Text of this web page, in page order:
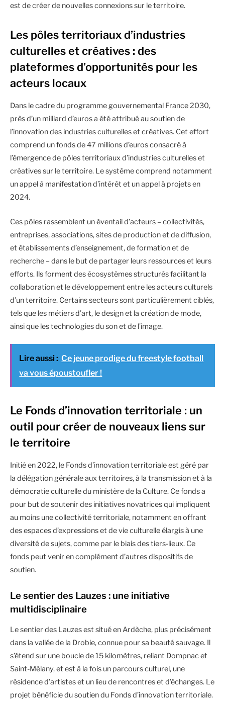
est de créer de nouvelles connexions sur le territoire.
Les pôles territoriaux d’industries
culturelles et créatives : des
plateformes d’opportunités pour les
acteurs locaux
Dans le cadre du programme gouvernemental France 2030,
près d’un milliard d’euros a été attribué au soutien de
l’innovation des industries culturelles et créatives. Cet effort
comprend un fonds de 47 millions d’euros consacré à
l’émergence de pôles territoriaux d’industries culturelles et
créatives sur le territoire. Le système comprend notamment
un appel à manifestation d’intérêt et un appel à projets en
2024.
Ces pôles rassemblent un éventail d’acteurs – collectivités,
entreprises, associations, sites de production et de diffusion,
et établissements d’enseignement, de formation et de
recherche – dans le but de partager leurs ressources et leurs
efforts. Ils forment des écosystèmes structurés facilitant la
collaboration et le développement entre les acteurs culturels
d’un territoire. Certains secteurs sont particulièrement ciblés,
tels que les métiers d’art, le design et la création de mode,
ainsi que les technologies du son et de l’image.
Lire aussi : Ce jeune prodige du freestyle football
va vous époustoufler !
Le Fonds d’innovation territoriale : un
outil pour créer de nouveaux liens sur
le territoire
Initié en 2022, le Fonds d’innovation territoriale est géré par
la délégation générale aux territoires, à la transmission et à la
démocratie culturelle du ministère de la Culture. Ce fonds a
pour but de soutenir des initiatives novatrices qui impliquent
au moins une collectivité territoriale, notamment en offrant
des espaces d’expressions et de vie culturelle élargis à une
diversité de sujets, comme par le biais des tiers-lieux. Ce
fonds peut venir en complément d’autres dispositifs de
soutien.
Le sentier des Lauzes : une initiative
multidisciplinaire
Le sentier des Lauzes est situé en Ardèche, plus précisément
dans la vallée de la Drobie, connue pour sa beauté sauvage. Il
s’étend sur une boucle de 15 kilomètres, reliant Dompnac et
Saint-Mélany, et est à la fois un parcours culturel, une
résidence d’artistes et un lieu de rencontres et d’échanges. Le
projet bénéficie du soutien du Fonds d’innovation territoriale.